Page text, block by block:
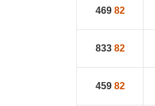
469 82
833 82
459 82